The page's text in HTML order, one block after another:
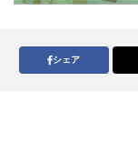
シェア